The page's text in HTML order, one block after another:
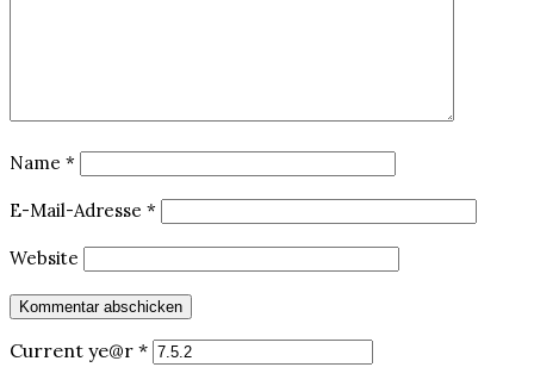
Name *
E-Mail-Adresse *
Website
Current ye@r *